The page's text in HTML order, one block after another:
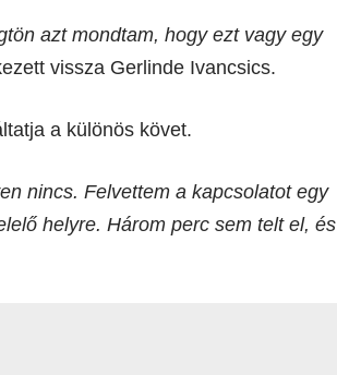
azt mondtam, hogy ezt vagy egy
vissza Gerlinde Ivancsics.
a különös követ.
nincs. Felvettem a kapcsolatot egy
helyre. Három perc sem telt el, és